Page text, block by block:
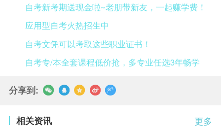
自考新考期送现金啦~老朋带新友，一起赚学费！
应用型自考火热招生中
自考文凭可以考取这些职业证书！
自考专/本全套课程低价抢，多专业任选3年畅学
分享到:
更多
相关资讯